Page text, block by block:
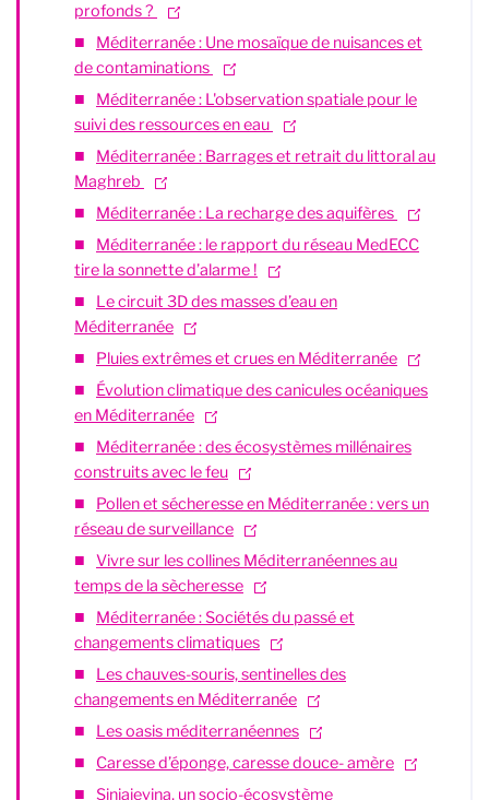
profonds ?
Méditerranée : Une mosaïque de nuisances et
de contaminations
Méditerranée : L'observation spatiale pour le
suivi des ressources en eau
Méditerranée : Barrages et retrait du littoral au
Maghreb
Méditerranée : La recharge des aquifères
Méditerranée : le rapport du réseau MedECC
tire la sonnette d’alarme !
Le circuit 3D des masses d’eau en
Méditerranée
Pluies extrêmes et crues en Méditerranée
Évolution climatique des canicules océaniques
en Méditerranée
Méditerranée : des écosystèmes millénaires
construits avec le feu
Pollen et sécheresse en Méditerranée : vers un
réseau de surveillance
Vivre sur les collines Méditerranéennes au
temps de la sècheresse
Méditerranée : Sociétés du passé et
changements climatiques
Les chauves-souris, sentinelles des
changements en Méditerranée
Les oasis méditerranéennes
Caresse d’éponge, caresse douce- amère
Sinjajevina, un socio-écosystème